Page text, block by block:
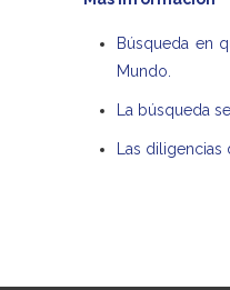
Búsqueda en
Mundo.
La búsqueda
Las